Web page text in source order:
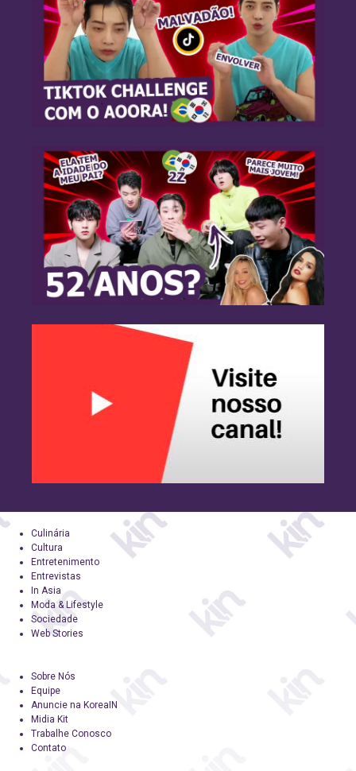
Culinária
Cultura
Entretenimento
Entrevistas
In Asia
Moda & Lifestyle
Sociedade
Web Stories
Sobre Nós
Equipe
Anuncie na KoreaIN
Midia Kit
Trabalhe Conosco
Contato